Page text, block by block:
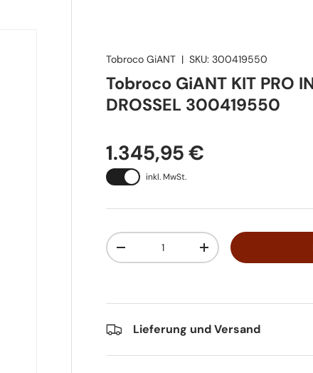
Tobroco GiANT |SKU: 300419550
Tobroco GiANT KIT PRO
DROSSEL 300419550
1.345,95 €
inkl. MwSt.
Anzahl
-
+
Lieferung und Versand